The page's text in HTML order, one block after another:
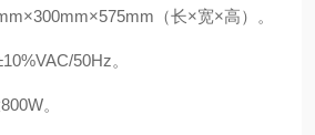
（长×宽×高）。
50Hz。
。